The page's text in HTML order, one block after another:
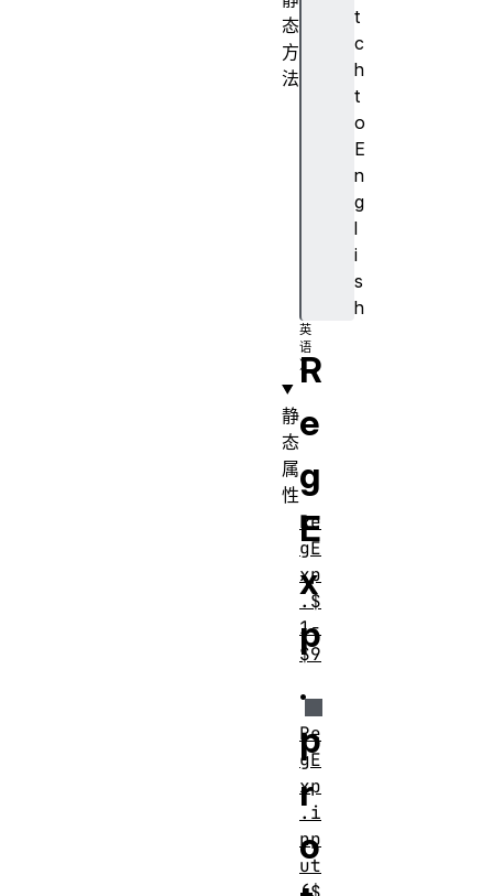
t
c
h
t
o
E
n
g
l
i
s
h
R
e
g
E
x
p
.
p
r
o
态
方
法
静
态
属
性
Re
gE
xp
.$
1-
$9
Re
gE
xp
.i
np
ut